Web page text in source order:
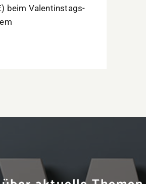
beim Valentinstags-